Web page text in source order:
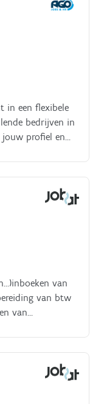
in een flexibele
bedrijven in
jouw profiel en
van
van btw
van